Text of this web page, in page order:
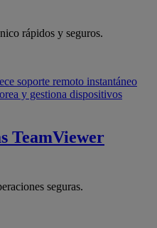
rápidos y seguros.
soporte remoto instantáneo
y gestiona dispositivos
TeamViewer
seguras.